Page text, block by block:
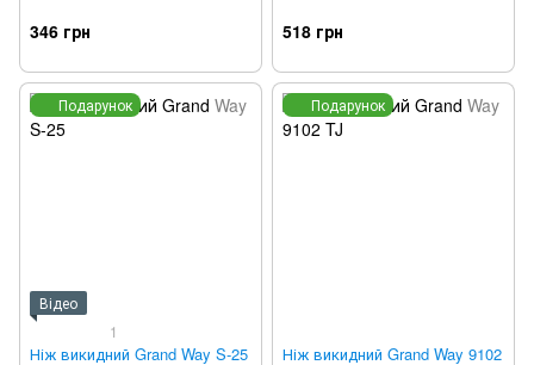
346 грн 518 грн
Подарунок
Відео
1
Ніж викидний Grand Way S-25
Подарунок
Ніж викидний Grand Way 9102